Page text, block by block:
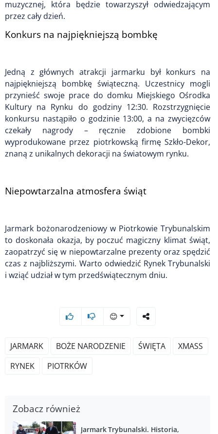
muzycznej, która będzie towarzyszył odwiedzającym
przez cały dzień.
Konkurs na najpiękniejszą bombkę
Jedną z głównych atrakcji jarmarku był konkurs na
najpiękniejszą bombkę świąteczną. Uczestnicy mogli
przynieść swoje prace do domku Miejskiego Ośrodka
Kultury na Rynku do godziny 12:30. Rozstrzygnięcie
konkursu nastąpiło o godzinie 13:00, a na zwycięzców
czekały nagrody – ręcznie zdobione bombki
wyprodukowane przez piotrkowską firmę Szkło-Dekor,
znaną z unikalnych dekoracji na światowym rynku.
Niepowtarzalna atmosfera świąt
Jarmark bożonarodzeniowy w Piotrkowie Trybunalskim
to doskonała okazja, by poczuć magiczny klimat świąt,
zaopatrzyć się w niepowtarzalne prezenty oraz spędzić
czas z najbliższymi. Warto odwiedzić Rynek Trybunalski
i wziąć udział w tym przedświątecznym dniu.
😊
JARMARK BOŻE NARODZENIE ŚWIĘTA
XMASS
RYNEK
PIOTRKÓW
Zobacz również
Jarmark Trybunalski. Historia,